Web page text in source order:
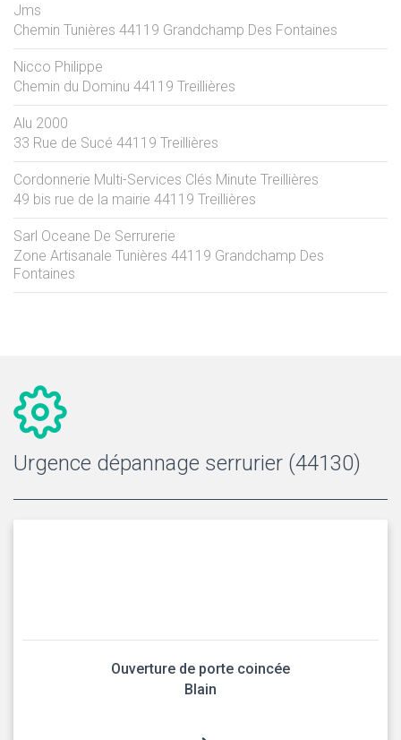
Jms
Chemin Tunières 44119 Grandchamp Des Fontaines
Nicco Philippe
Chemin du Dominu 44119 Treillières
Alu 2000
33 Rue de Sucé 44119 Treillières
Cordonnerie Multi-Services Clés Minute Treillières
49 bis rue de la mairie 44119 Treillières
Sarl Oceane De Serrurerie
Zone Artisanale Tunières 44119 Grandchamp Des
Fontaines
Urgence dépannage serrurier (44130)
Ouverture de porte coincée
Blain